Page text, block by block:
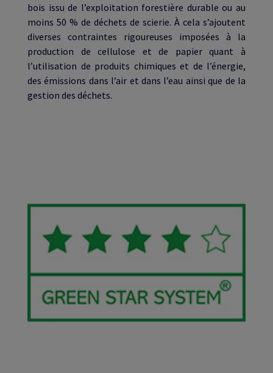
bois issu de l’exploitation forestière durable ou au
moins 50 % de déchets de scierie. À cela s’ajoutent
diverses contraintes rigoureuses imposées à la
production de cellulose et de papier quant à
l’utilisation de produits chimiques et de l’énergie,
des émissions dans l’air et dans l’eau ainsi que de la
gestion des déchets.